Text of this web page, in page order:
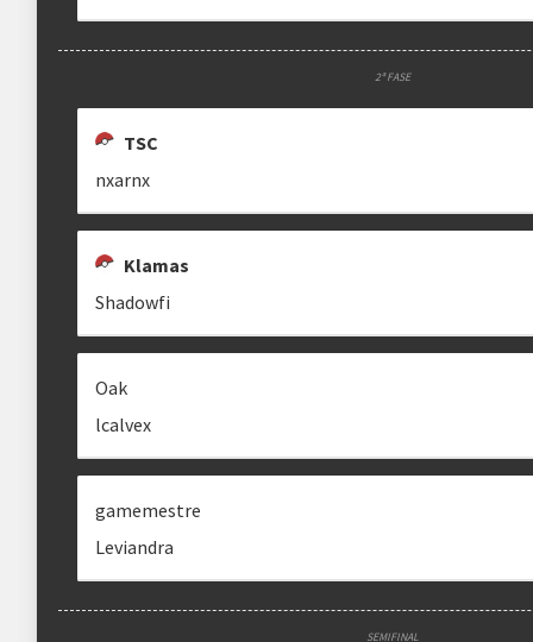
2ª FASE
TSC
nxarnx
Klamas
Shadowfi
Oak
lcalvex
gamemestre
Leviandra
SEMIFINAL